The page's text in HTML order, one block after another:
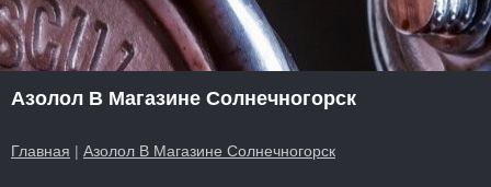
Азолол В Магазине Солнечногорск
Главная | Азолол В Магазине Солнечногорск